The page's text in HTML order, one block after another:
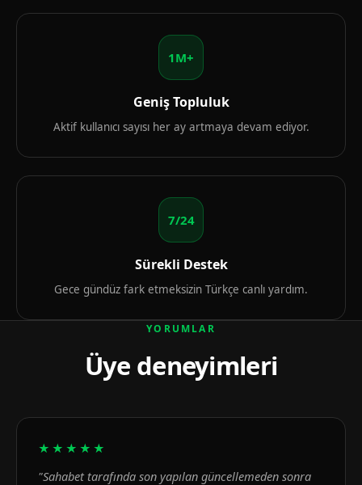
1M+
Geniş Topluluk
Aktif kullanıcı sayısı her ay artmaya devam ediyor.
7/24
Sürekli Destek
Gece gündüz fark etmeksizin Türkçe canlı yardım.
YORUMLAR
Üye deneyimleri
★★★★★
"Sahabet tarafında son yapılan güncellemeden sonra